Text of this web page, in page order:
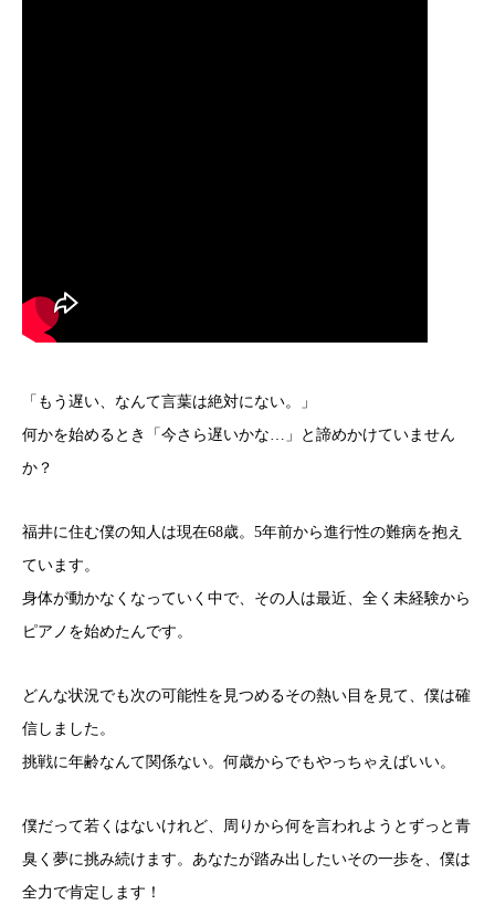
「もう遅い、なんて言葉は絶対にない。」
何かを始めるとき「今さら遅いかな…」と諦めかけていません
か？
福井に住む僕の知人は現在68歳。5年前から進行性の難病を抱え
ています。
身体が動かなくなっていく中で、その人は最近、全く未経験から
ピアノを始めたんです。
どんな状況でも次の可能性を見つめるその熱い目を見て、僕は確
信しました。
挑戦に年齢なんて関係ない。何歳からでもやっちゃえばいい。
僕だって若くはないけれど、周りから何を言われようとずっと青
臭く夢に挑み続けます。あなたが踏み出したいその一歩を、僕は
全力で肯定します！